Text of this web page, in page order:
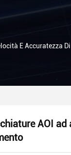
E Accuratezza
AOI ad